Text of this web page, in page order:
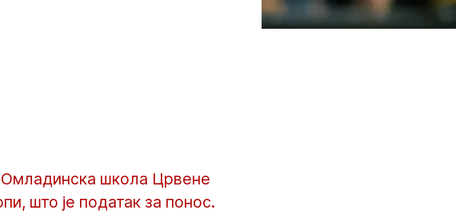
школа Црвене
што је податак за понос.